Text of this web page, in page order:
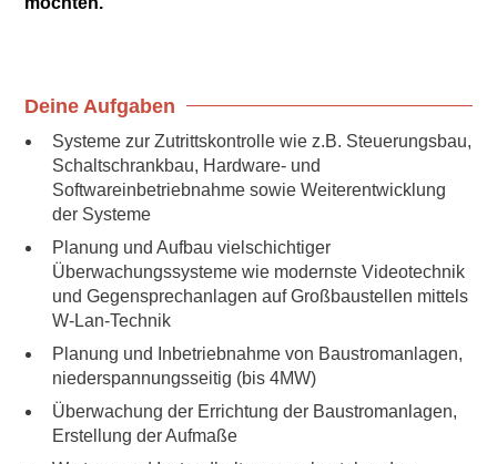
Deine Aufgaben
Systeme zur Zutrittskontrolle wie z.B. Steuerungsbau,
Schaltschrankbau, Hardware- und
Softwareinbetriebnahme sowie Weiterentwicklung
der Systeme
Planung und Aufbau vielschichtiger
Überwachungssysteme wie modernste Videotechnik
und Gegensprechanlagen auf Großbaustellen mittels
W-Lan-Technik
Planung und Inbetriebnahme von Baustromanlagen,
niederspannungsseitig (bis 4MW)
Überwachung der Errichtung der Baustromanlagen,
Erstellung der Aufmaße